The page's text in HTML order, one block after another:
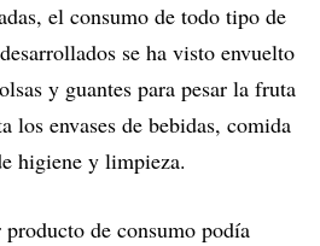
el consumo de todo tipo de
se ha visto envuelto
y guantes para pesar la fruta
los envases de bebidas, comida
higiene y limpieza.
de consumo podía